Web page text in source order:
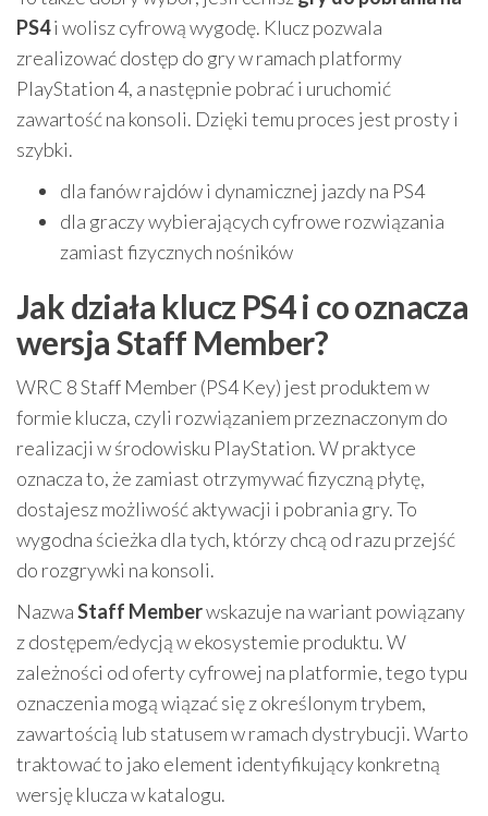
PS4i wolisz cyfrową wygodę. Klucz pozwala
zrealizować dostęp do gry w ramach platformy
PlayStation 4, a następnie pobrać i uruchomić
zawartość na konsoli. Dzięki temu proces jest prosty i
szybki.
dla fanów rajdów i dynamicznej jazdy na PS4
dla graczy wybierających cyfrowe rozwiązania
zamiast fizycznych nośników
Jak działa klucz PS4 i co oznacza
wersja Staff Member?
WRC 8 Staff Member (PS4 Key) jest produktem w
formie klucza, czyli rozwiązaniem przeznaczonym do
realizacji w środowisku PlayStation. W praktyce
oznacza to, że zamiast otrzymywać fizyczną płytę,
dostajesz możliwość aktywacji i pobrania gry. To
wygodna ścieżka dla tych, którzy chcą od razu przejść
do rozgrywki na konsoli.
NazwaStaff Memberwskazuje na wariant powiązany
z dostępem/edycją w ekosystemie produktu. W
zależności od oferty cyfrowej na platformie, tego typu
oznaczenia mogą wiązać się z określonym trybem,
zawartością lub statusem w ramach dystrybucji. Warto
traktować to jako element identyfikujący konkretną
wersję klucza w katalogu.